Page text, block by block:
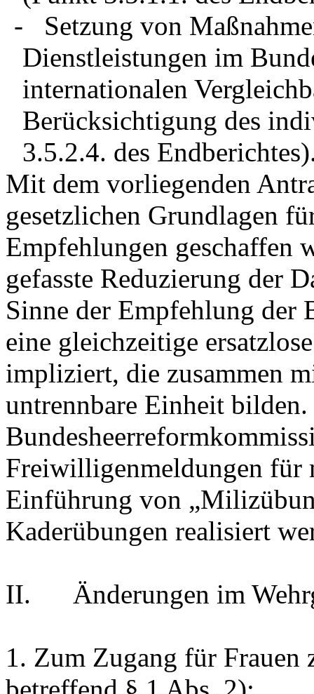
- Setzung von
Dienstleistungen im
internationalen
Berücksichtigung des
3.5.2.4. des
Mit dem vorliegenden
gesetzlichen Grundlagen
Empfehlungen geschaffen
gefasste Reduzierung der
Sinne der Empfehlung der
eine gleichzeitige
impliziert, die zusammen
untrennbare Einheit
Freiwilligenmeldungen für
Einführung von
Kaderübungen realisiert
II. Änderungen im
1. Zum Zugang für